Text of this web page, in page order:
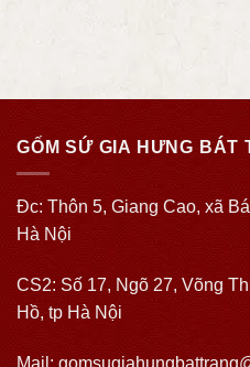
GỐM SỨ GIA HƯNG BÁT
Đc: Thôn 5, Giang Cao, xã
Hà Nội
CS2: Số 17, Ngõ 27, Võng
Hồ, tp Hà Nội
Mail: